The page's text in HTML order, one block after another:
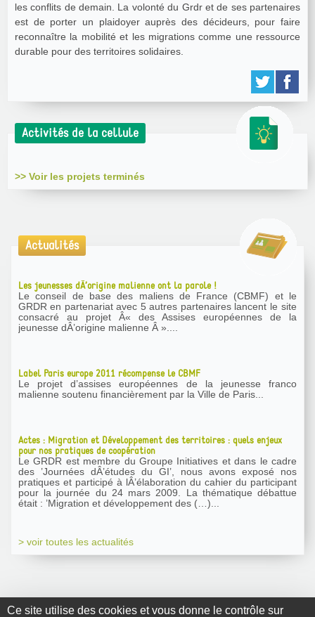
Ce site utilise des cookies et vous donne le contrôle sur
les conflits de demain. La volonté du Grdr et de ses partenaires
est de porter un plaidoyer auprès des décideurs, pour faire
reconnaître la mobilité et les migrations comme une ressource
durable pour des territoires solidaires.
Activités de la cellule
>> Voir les projets terminés
Actualités
Les jeunesses dÂ’origine malienne ont la parole !
Le conseil de base des maliens de France (CBMF) et le
GRDR en partenariat avec 5 autres partenaires lancent le site
consacré au projet Â« des Assises européennes de la
jeunesse dÂ’origine malienne Â »....
Label Paris europe 2011 récompense le CBMF
Le projet d’assises européennes de la jeunesse franco
malienne soutenu financièrement par la Ville de Paris...
Actes : Migration et Développement des territoires : quels enjeux
pour nos pratiques de coopération
Le GRDR est membre du Groupe Initiatives et dans le cadre
des ’Journées dÂ’études du GI’, nous avons exposé nos
pratiques et participé à lÂ’élaboration du cahier du participant
pour la journée du 24 mars 2009. La thématique débattue
était : ’Migration et développement des (…)...
> voir toutes les actualités